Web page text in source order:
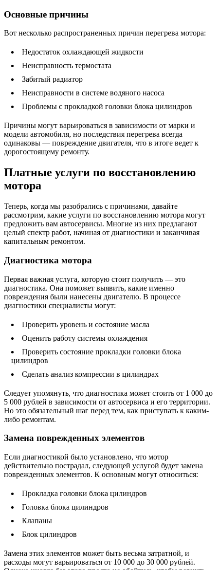
Основные причины
Вот несколько распространенных причин перегрева мотора:
Недостаток охлаждающей жидкости
Неисправность термостата
Забитый радиатор
Неисправности в системе водяного насоса
Проблемы с прокладкой головки блока цилиндров
Причины могут варьироваться в зависимости от марки и
модели автомобиля, но последствия перегрева всегда
одинаковы — повреждение двигателя, что в итоге ведет к
дорогостоящему ремонту.
Платные услуги по восстановлению
мотора
Теперь, когда мы разобрались с причинами, давайте
рассмотрим, какие услуги по восстановлению мотора могут
предложить вам автосервисы. Многие из них предлагают
целый спектр работ, начиная от диагностики и заканчивая
капитальным ремонтом.
Диагностика мотора
Первая важная услуга, которую стоит получить — это
диагностика. Она поможет выявить, какие именно
повреждения были нанесены двигателю. В процессе
диагностики специалисты могут:
Проверить уровень и состояние масла
Оценить работу системы охлаждения
Проверить состояние прокладки головки блока
цилиндров
Сделать анализ компрессии в цилиндрах
Следует упомянуть, что диагностика может стоить от 1 000 до
5 000 рублей в зависимости от автосервиса и его территории.
Но это обязательный шаг перед тем, как приступать к каким-
либо ремонтам.
Замена поврежденных элементов
Если диагностикой было установлено, что мотор
действительно пострадал, следующей услугой будет замена
поврежденных элементов. К основным могут относиться:
Прокладка головки блока цилиндров
Головка блока цилиндров
Клапаны
Блок цилиндров
Замена этих элементов может быть весьма затратной, и
расходы могут варьироваться от 10 000 до 30 000 рублей.